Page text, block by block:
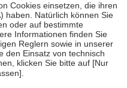
Familie zu unterstützen,
18. Lebensjahr
die von der